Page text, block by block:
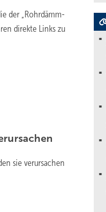
der „Rohrdämm-
direkte Links zu
sie verursachen